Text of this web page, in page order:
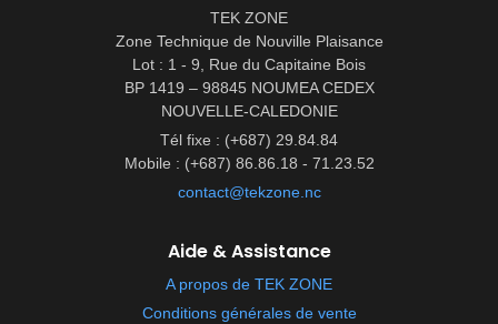
TEK ZONE
Zone Technique de Nouville Plaisance
Lot : 1 - 9, Rue du Capitaine Bois
BP 1419 – 98845 NOUMEA CEDEX
NOUVELLE-CALEDONIE
Tél fixe : (+687) 29.84.84
Mobile : (+687) 86.86.18 - 71.23.52
contact@tekzone.nc
Aide & Assistance
A propos de TEK ZONE
Conditions générales de vente